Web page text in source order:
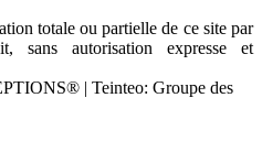
totale ou partielle de ce site par
sans autorisation expresse et
| Teinteo: Groupe des